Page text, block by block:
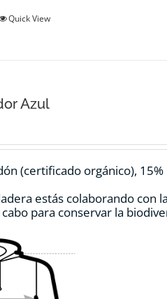
producto
Quick View
Azul
(certificado orgánico),
estás colaborando con
para conservar la